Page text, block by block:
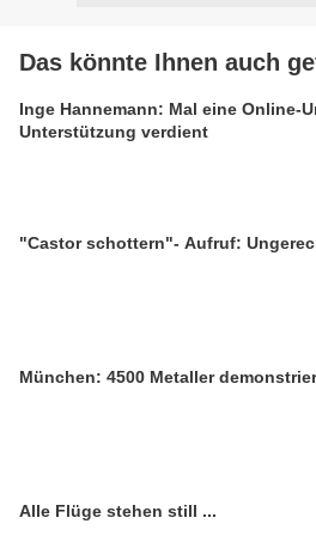
Das könnte Ihnen auch
Inge Hannemann: Mal eine Online-
Unterstützung verdient
"Castor schottern"- Aufruf:
München: 4500 Metaller
Alle Flüge stehen still ...